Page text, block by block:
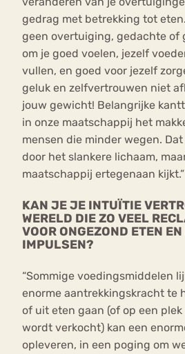
gedrag met betrekking tot
geen overtuiging, gedachte of
om je goed voelen, jezelf
vullen, en goed voor jezelf
geluk en zelfvertrouwen niet
jouw gewicht! Belangrijke
in onze maatschappij het
mensen die minder wegen.
door het slankere lichaam,
maatschappij ertegenaan kijkt.”
KAN JE JE INTUÏTIE
WERELD DIE ZO VEEL
VOOR ONGEZOND ETEN
IMPULSEN?
“Sommige voedingsmiddelen
enorme aantrekkingskracht te
of uit eten gaan (of op een
wordt verkocht) kan een
opleveren, in een poging om